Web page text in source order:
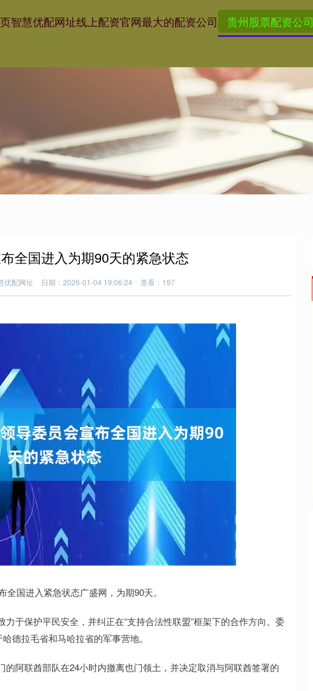
智慧优配网址线上配资官网最大的配资公司 贵州股票配资公司
全国进入为期90天的紧急状态
优配网址 日期：2026-01-04 19:06:24 查看：197
国进入紧急状态广盛网，为期90天。
于保护平民安全，并纠正在“支持合法性联盟”框架下的合作方向。委
德拉毛省和马哈拉省的军事营地。
阿联酋部队在24小时内撤离也门领土，并决定取消与阿联酋签署的
14311.01 1.42% 沪深300